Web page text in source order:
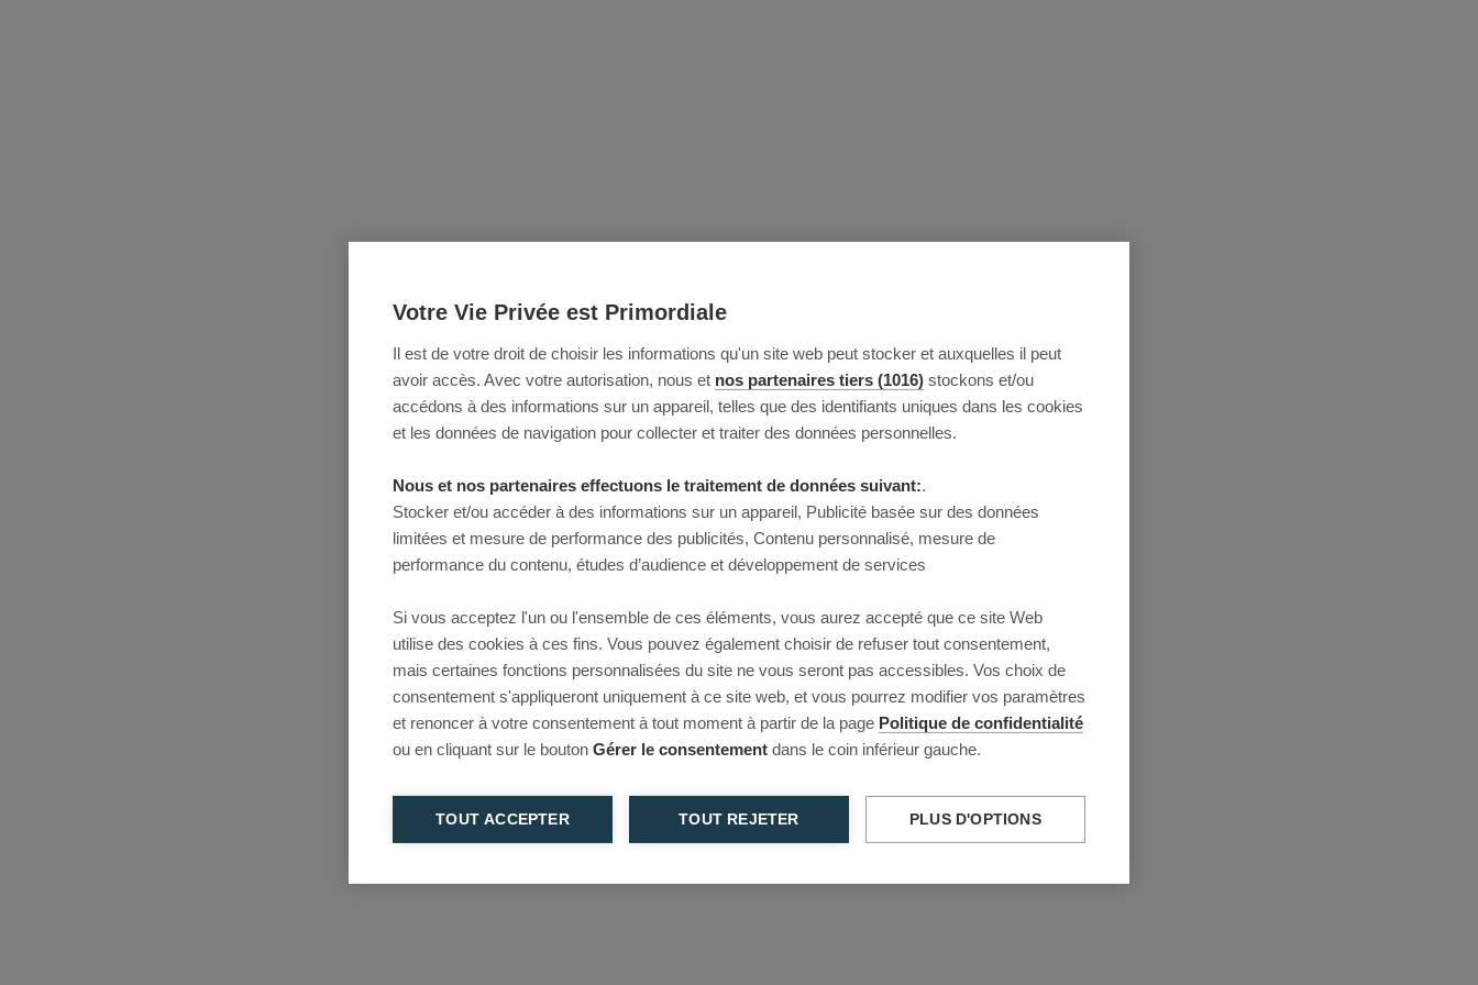
Votre Vie Privée est Primordiale
Il est de votre droit de choisir les informations qu'un site web peut stocker et auxquelles il peut
avoir accès. Avec votre autorisation, nous et nos partenaires tiers (1016) stockons et/ou
accédons à des informations sur un appareil, telles que des identifiants uniques dans les cookies
et les données de navigation pour collecter et traiter des données personnelles.
Nous et nos partenaires effectuons le traitement de données suivant:.
Stocker et/ou accéder à des informations sur un appareil, Publicité basée sur des données
limitées et mesure de performance des publicités, Contenu personnalisé, mesure de
performance du contenu, études d’audience et développement de services
Si vous acceptez l'un ou l'ensemble de ces éléments, vous aurez accepté que ce site Web
utilise des cookies à ces fins. Vous pouvez également choisir de refuser tout consentement,
mais certaines fonctions personnalisées du site ne vous seront pas accessibles. Vos choix de
consentement s'appliqueront uniquement à ce site web, et vous pourrez modifier vos paramètres
et renoncer à votre consentement à tout moment à partir de la page Politique de confidentialité
ou en cliquant sur le bouton Gérer le consentement dans le coin inférieur gauche.
TOUT ACCEPTER TOUT REJETER PLUS D'OPTIONS
This page couldn’t load
Reload to try again, or go back.
Reload Back